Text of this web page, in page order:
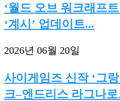
‘월드 오브 워크래프
‘계시’ 업데이트...
2026년 06월 20일
사이게임즈 신작 ‘그
크–엔드리스 라그나